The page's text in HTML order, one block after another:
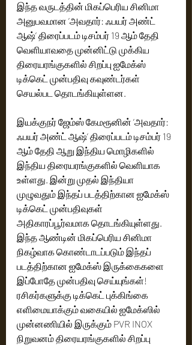
இந்த வருடத்தின் மிகப்பெரிய சினிமா
அனுபவமான ’அவதார்: ஃபயர் அண்ட்
ஆஷ்’ திரைப்படம் டிசம்பர் 19 ஆம் தேதி
வெளியாவதை முன்னிட்டு முக்கிய
திரையரங்குகளில் சிறப்பு ஐமேக்ஸ்
டிக்கெட் முன்பதிவு கவுண்டர்கள்
செயல்பட தொடங்கியுள்ளன.
இயக்குநர் ஜேம்ஸ் கேமரூனின் ’அவதார்:
ஃபயர் அண்ட் ஆஷ்’ திரைப்படம் டிசம்பர் 19
ஆம் தேதி ஆறு இந்திய மொழிகளில்
இந்திய திரையரங்குகளில் வெளியாக
உள்ளது. இன்று முதல் இந்தியா
முழுவதும் இந்தப் படத்திற்கான ஐமேக்ஸ்
டிக்கெட் முன்பதிவுகள்
அதிகாரப்பூர்வமாக தொடங்கியுள்ளது.
இந்த ஆண்டின் மிகப்பெரிய சினிமா
நிகழ்வாக கொண்டாடப்படும் இந்தப்
படத்திற்கான ஐமேக்ஸ் இருக்கைகளை
இப்போதே முன்பதிவு செய்யுங்கள்!
ரசிகர்களுக்கு டிக்கெட் புக்கிங்கை
எளிமையாக்கும் வகையில் ஐமேக்ஸில்
முன்னணியில் இருக்கும் PVR INOX
நிறுவனம் திரையரங்குகளில் சிறப்பு